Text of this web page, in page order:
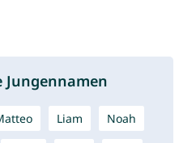
Jungennamen
Liam Noah